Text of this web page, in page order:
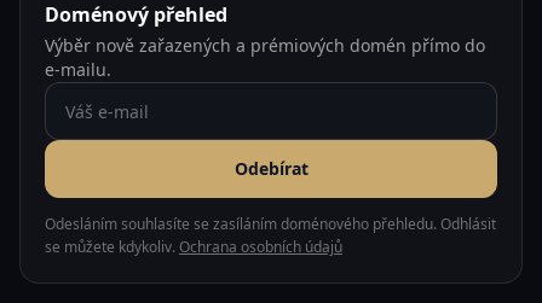
Doménový přehled
Výběr nově zařazených a prémiových domén přímo do
e-mailu.
Odebírat
Odesláním souhlasíte se zasíláním doménového přehledu. Odhlásit
se můžete kdykoliv. Ochrana osobních údajů